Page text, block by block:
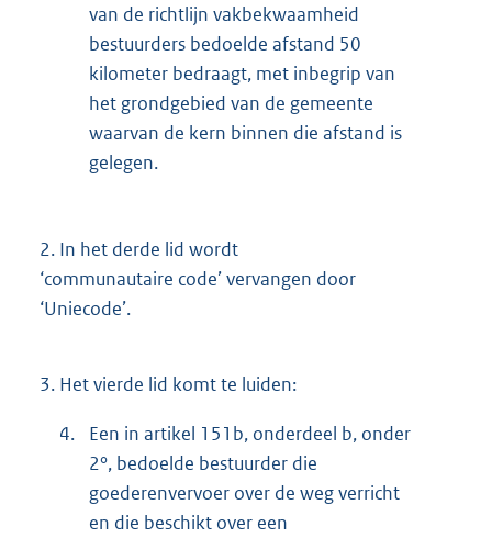
van de richtlijn vakbekwaamheid
bestuurders bedoelde afstand 50
kilometer bedraagt, met inbegrip van
het grondgebied van de gemeente
waarvan de kern binnen die afstand is
gelegen.
2. In het derde lid wordt
‘communautaire code’ vervangen door
‘Uniecode’.
3. Het vierde lid komt te luiden:
4.
Een in artikel 151b, onderdeel b, onder
2°, bedoelde bestuurder die
goederenvervoer over de weg verricht
en die beschikt over een